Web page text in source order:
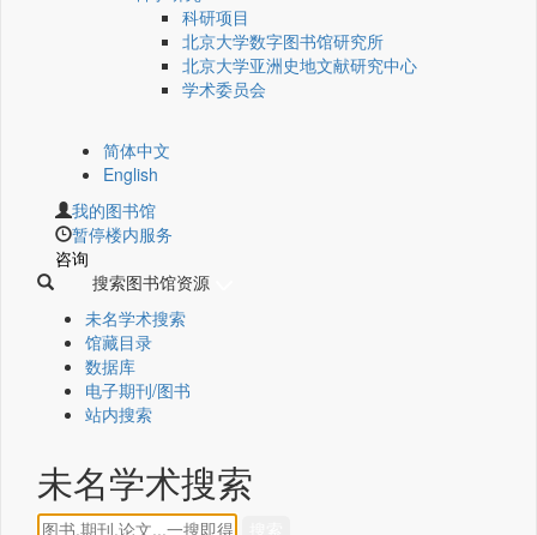
科研项目
北京大学数字图书馆研究所
北京大学亚洲史地文献研究中心
学术委员会
简体中文
English
我的图书馆
暂停楼内服务
咨询
搜索图书馆资源
未名学术搜索
馆藏目录
数据库
电子期刊/图书
站内搜索
未名学术搜索